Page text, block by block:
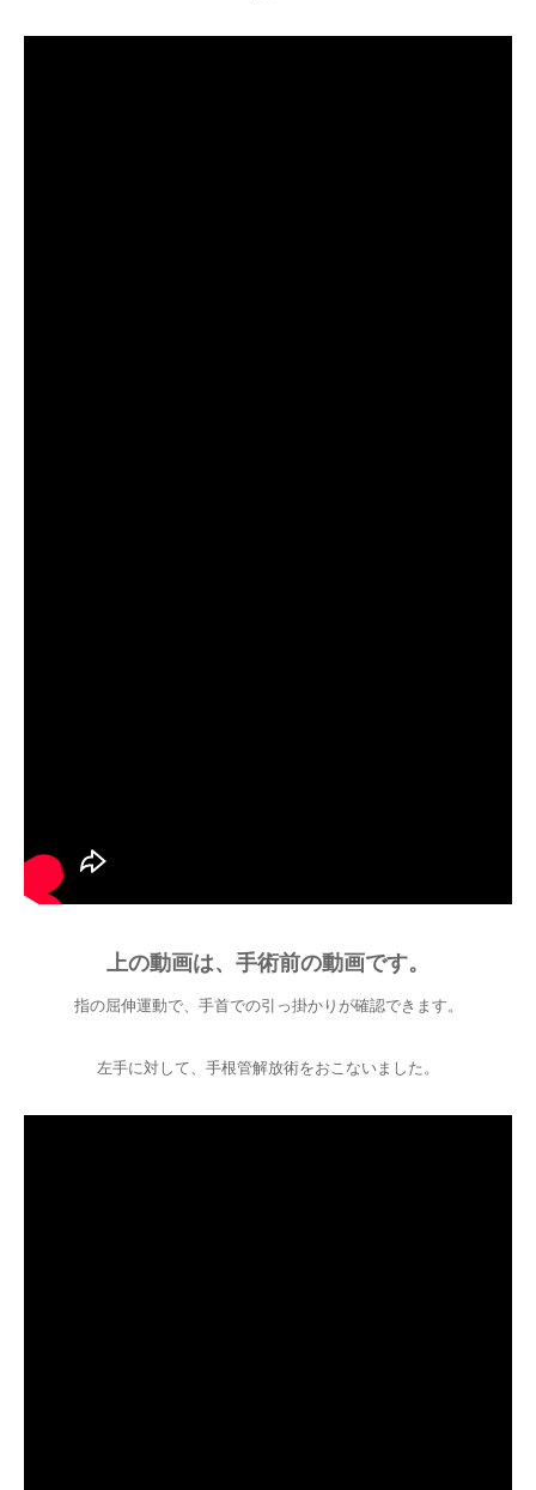
上の動画は、手術前の動画です。
指の屈伸運動で、手首での引っ掛かりが確認できます。
左手に対して、手根管解放術をおこないました。